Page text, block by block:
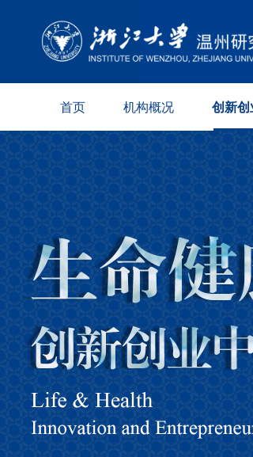
首页 机构概况
学术委员会
专家委员会
园区保障
联系方式
创新